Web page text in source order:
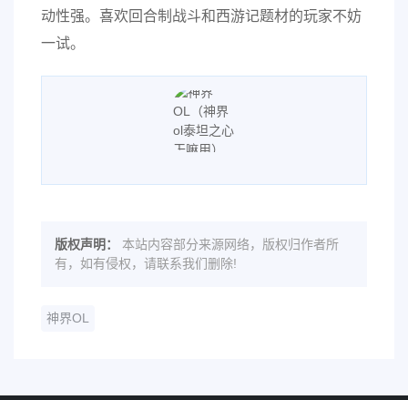
动性强。喜欢回合制战斗和西游记题材的玩家不妨
一试。
版权声明：
本站内容部分来源网络，版权归作者所
有，如有侵权，请联系我们删除!
神界OL